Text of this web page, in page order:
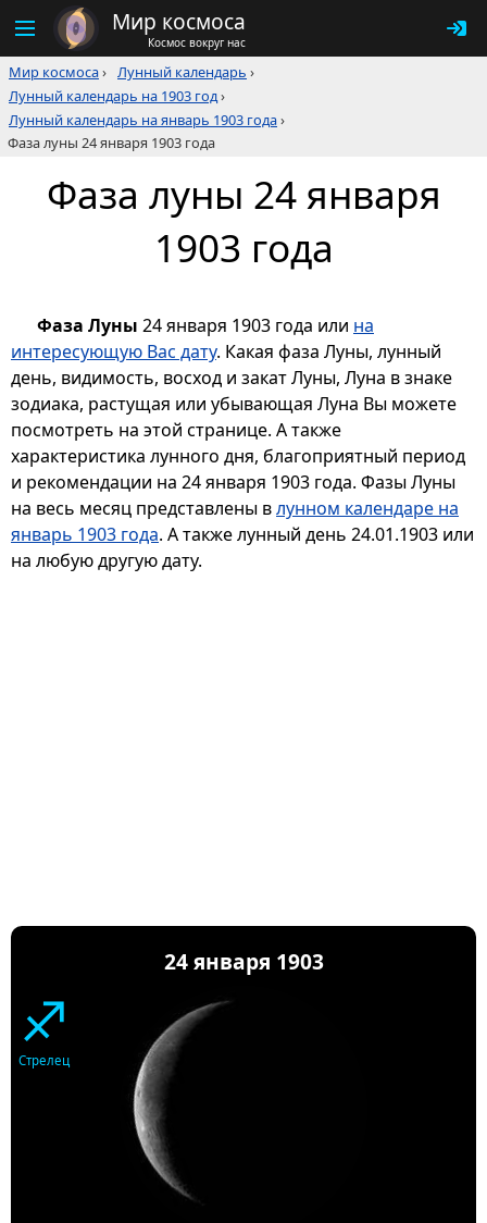
Мир космоса
Космос вокруг нас
Мир космоса› Лунный календарь ›
Лунный календарь на 1903 год›
Лунный календарь на январь 1903 года›
Фаза луны 24 января 1903 года
Фаза луны 24 января
1903 года
Фаза Луны 24 января 1903 года или на
интересующую Вас дату. Какая фаза Луны, лунный
день, видимость, восход и закат Луны, Луна в знаке
зодиака, растущая или убывающая Луна Вы можете
посмотреть на этой странице. А также
характеристика лунного дня, благоприятный период
и рекомендации на 24 января 1903 года. Фазы Луны
на весь месяц представлены влунном календаре на
январь 1903 года. А также лунный день 24.01.1903 или
на любую другую дату.
24 января 1903
♐
Стрелец